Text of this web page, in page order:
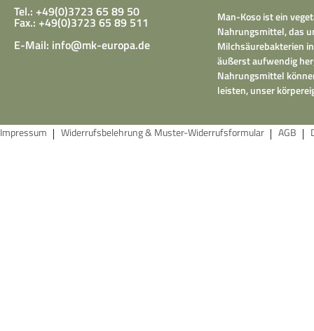
Tel.: +49(0)3723 65 89 50
Fax.: +49(0)3723 65 89 511
E-Mail: info@mk-europa.de
Man-Koso ist ein
Nahrungsmittel, das
Milchsäurebakterien
äußerst aufwendig
Nahrungsmittel
leisten, unser
Impressum Widerrufsbelehrung & Muster-Widerrufsformular AGB